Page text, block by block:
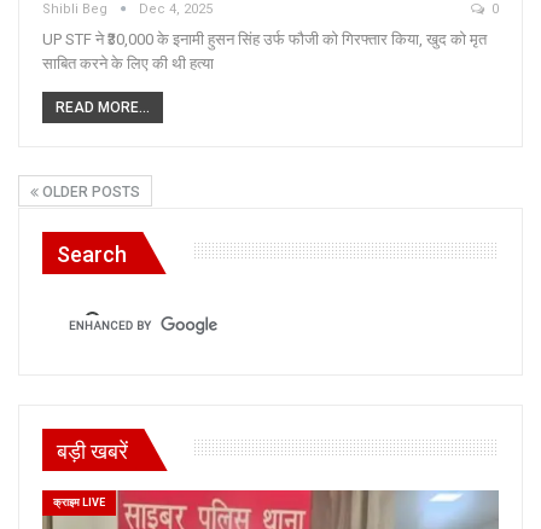
Shibli Beg Dec 4, 2025 0
UP STF ने ₹30,000 के इनामी हुसन सिंह उर्फ फौजी को गिरफ्तार किया, खुद को मृत
साबित करने के लिए की थी हत्या
READ MORE...
OLDER POSTS
Search
बड़ी खबरें
क्राइम LIVE